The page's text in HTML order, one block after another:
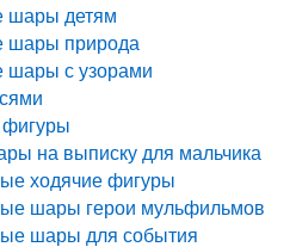
шары детям
шары природа
шары с узорами
на выписку для мальчика
ходячие фигуры
шары герои мульфильмов
шары для события